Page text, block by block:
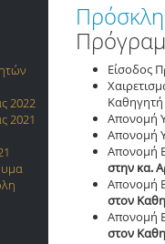
2022
2021
Είσοδος
Καθηγητή
Απονομή
Απονομή
Απονομή
στην κα.
Απονομή
στον
Απονομή
στον